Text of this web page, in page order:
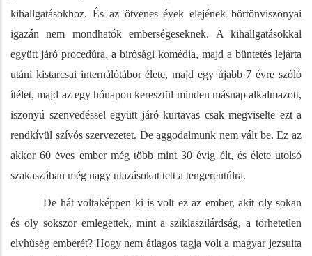
kihallgatásokhoz. És az ötvenes évek elejének börtönviszonyai
igazán nem mondhatók emberségeseknek. A kihallgatásokkal
együtt járó procedúra, a bírósági komédia, majd a büntetés lejárta
utáni kistarcsai internálótábor élete, majd egy újabb 7 évre szóló
ítélet, majd az egy hónapon keresztül minden másnap alkalmazott,
iszonyú szenvedéssel együtt járó kurtavas csak megviselte ezt a
rendkívül szívós szervezetet. De aggodalmunk nem vált be. Ez az
akkor 60 éves ember még több mint 30 évig élt, és élete utolsó
szakaszában még nagy utazásokat tett a tengerentúlra.
De hát voltaképpen ki is volt ez az ember, akit oly sokan
és oly sokszor emlegettek, mint a sziklaszilárdság, a törhetetlen
elvhűség emberét? Hogy nem átlagos tagja volt a magyar jezsuita